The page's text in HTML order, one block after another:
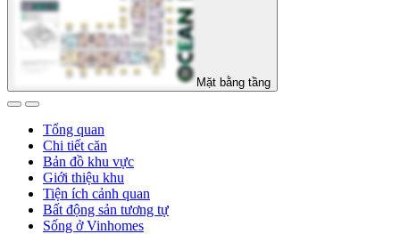
Mặt bằng tầng
Tổng quan
Chi tiết căn
Bản đồ khu vực
Giới thiệu khu
Tiện ích cảnh quan
Bất động sản tương tự
Sống ở Vinhomes